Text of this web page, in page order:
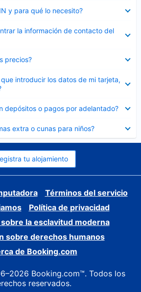
y para qué lo necesito?
la información de contacto del
precios?
introducir los datos de mi tarjeta,
depósitos o pagos por adelantado?
extra o cunas para niños?
tu alojamiento
Términos del servicio
Política de privacidad
la esclavitud moderna
sobre derechos humanos
de Booking.com
Booking.com™. Todos los
reservados.